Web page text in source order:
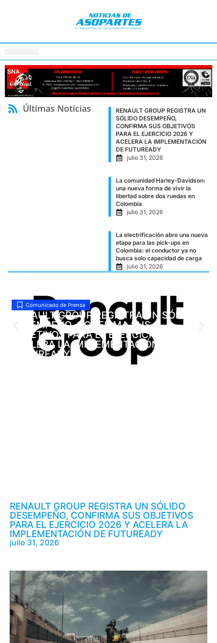
Últimas Noticias
RENAULT GROUP REGISTRA UN
SÓLIDO DESEMPEÑO,
CONFIRMA SUS OBJETIVOS
PARA EL EJERCICIO 2026 Y
ACELERA LA IMPLEMENTACIÓN
DE FUTUREADY
julio 31, 2026
La comunidad Harley-Davidson:
una nueva forma de vivir la
libertad sobre dos ruedas en
Colombia
julio 31, 2026
La electrificación abre una nueva
etapa para las pick-ups en
Colombia: el conductor ya no
busca solo capacidad de carga
julio 31, 2026
Comunicado de Prensa
RENAULT GROUP REGISTRA UN SÓLIDO
DESEMPEÑO, CONFIRMA SUS
OBJETIVOS PARA EL EJERCICIO 2026 Y
ACELERA LA IMPLEMENTACIÓN DE
FUTUREADY
RENAULT GROUP REGISTRA UN SÓLIDO
DESEMPEÑO, CONFIRMA SUS OBJETIVOS
PARA EL EJERCICIO 2026 Y ACELERA LA
IMPLEMENTACIÓN DE FUTUREADY
julio 31, 2026